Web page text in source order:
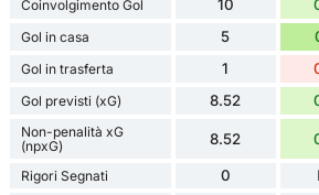
Coinvolgimento Gol 10
Gol in casa 5
Gol in trasferta 1
Gol previsti (xG) 8.52
Non-penalità xG
(npxG)
8.52
Rigori Segnati 0